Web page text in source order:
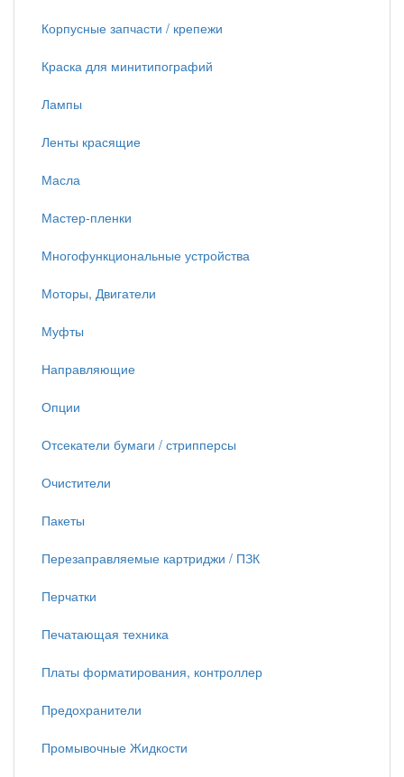
Корпусные запчасти / крепежи
Краска для минитипографий
Лампы
Ленты красящие
Масла
Мастер-пленки
Многофункциональные устройства
Моторы, Двигатели
Муфты
Направляющие
Опции
Отсекатели бумаги / стрипперсы
Очистители
Пакеты
Перезаправляемые картриджи / ПЗК
Перчатки
Печатающая техника
Платы форматирования, контроллер
Предохранители
Промывочные Жидкости